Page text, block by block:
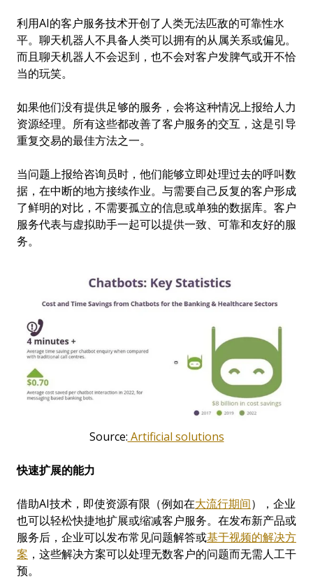
利用AI的客户服务技术开创了人类无法匹敌的可靠性水
平。聊天机器人不具备人类可以拥有的从属关系或偏见。
而且聊天机器人不会迟到，也不会对客户发脾气或开不恰
当的玩笑。
如果他们没有提供足够的服务，会将这种情况上报给人力
资源经理。所有这些都改善了客户服务的交互，这是引导
重复交易的最佳方法之一。
当问题上报给咨询员时，他们能够立即处理过去的呼叫数
据，在中断的地方接续作业。与需要自己反复的客户形成
了鲜明的对比，不需要孤立的信息或单独的数据库。客户
服务代表与虚拟助手一起可以提供一致、可靠和友好的服
务。
Source: Artificial solutions
快速扩展的能力
借助AI技术，即使资源有限（例如在大流行期间），企业
也可以轻松快捷地扩展或缩减客户服务。在发布新产品或
服务后，企业可以发布常见问题解答或基于视频的解决方
案 ，这些解决方案可以处理无数客户的问题而无需人工干
预。